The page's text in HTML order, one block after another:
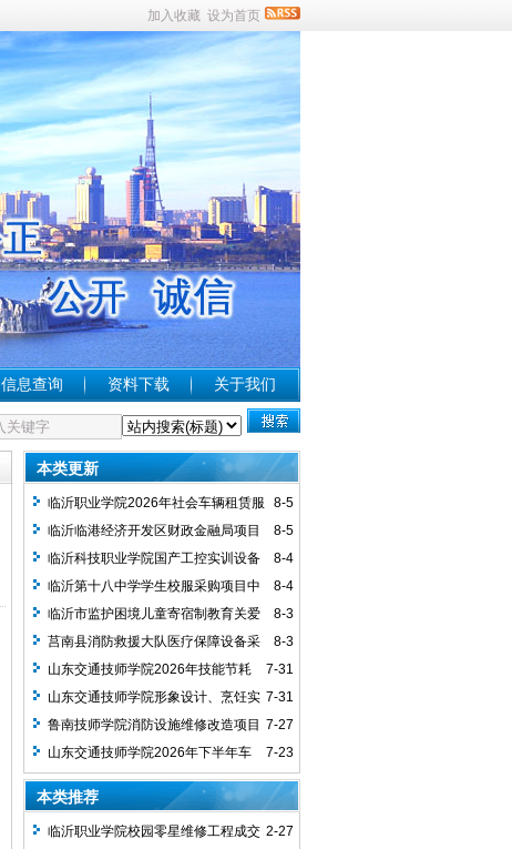
加入收藏 设为首页
信息查询 资料下载 关于我们
本类更新
8-5
临沂职业学院2026年社会车辆租赁服
务项目B包成交结果公告
8-5
临沂临港经济开发区财政金融局项目
资产评估服务项目竞争性磋商成交公告 8-4
临沂科技职业学院国产工控实训设备
采购项目（一）中标公告
8-4
临沂第十八中学学生校服采购项目中
标公告
8-3
临沂市监护困境儿童寄宿制教育关爱
服务项目竞争性磋商成交公告
8-3
莒南县消防救援大队医疗保障设备采
购项目成交公告
7-31
山东交通技师学院2026年技能节耗
材采购项目结果公告（采购包1）
7-31
山东交通技师学院形象设计、烹饪实
训室建设项目(二次)结果公告（采购包1）
7-27
鲁南技师学院消防设施维修改造项目
竞争性磋商成交公告
7-23
山东交通技师学院2026年下半年车
辆租赁服务(二次)结果公告（采购包1、
2）
本类推荐
2-27
临沂职业学院校园零星维修工程成交